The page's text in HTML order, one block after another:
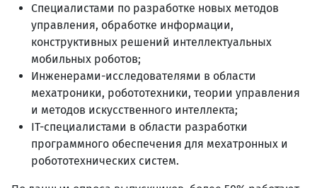
Специалистами по разработке новых методов
управления, обработке информации,
конструктивных решений интеллектуальных
мобильных роботов;
Инженерами-исследователями в области
мехатроники, робототехники, теории управления
и методов искусственного интеллекта;
IT-специалистами в области разработки
программного обеспечения для мехатронных и
робототехнических систем.